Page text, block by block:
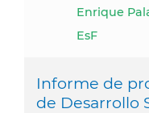
Enrique
EsF
Informe de
de Desarrollo